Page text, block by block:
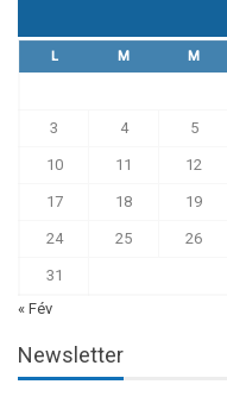
L M M
3 4 5
10 11 12
17 18 19
24 25 26
31
« Fév
Newsletter